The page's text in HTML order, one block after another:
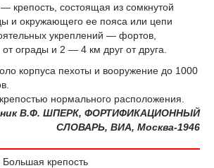
крепость, состоящая из сомкнутой
и окружающего ее пояса или цепи
укреплений — фортов,
ограды и 2 — 4 км друг от друга.
корпуса пехоты и вооружение до 1000
нормального расположения.
В.Ф. ШПЕРК, ФОРТИФИКАЦИОННЫЙ
СЛОВАРЬ, ВИА, Москва-1946
Большая крепость